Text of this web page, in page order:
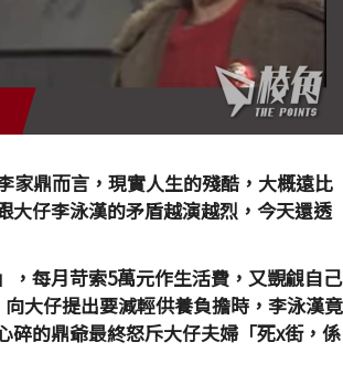
家鼎而言，現實人生的殘酷，大概遠比
大仔李泳漢的矛盾越演越烈，今天還透
，每月苛索5萬元作生活費，又覬覦自己
大仔提出要減輕供養負擔時，李泳漢竟
碎的鼎爺最終怒斥大仔夫婦「死x街，係